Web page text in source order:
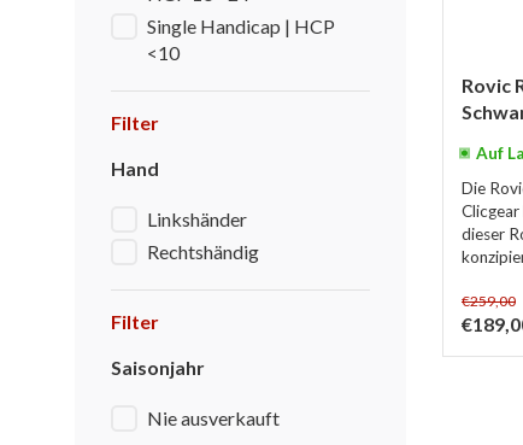
Single Handicap | HCP
<10
Filter
Hand
Linkshänder
Rechtshändig
Filter
Saisonjahr
Nie ausverkauft
Rovic
Auf
Die
dieser
€259,00